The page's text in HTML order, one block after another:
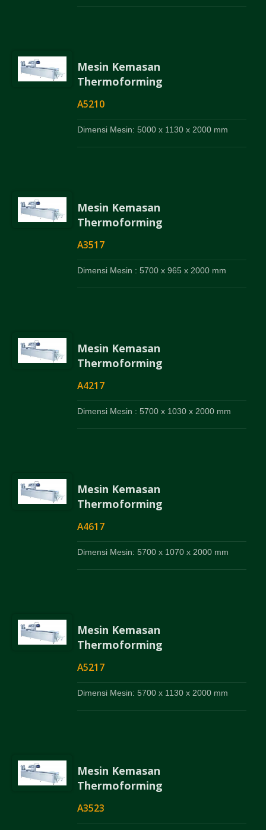
Mesin Kemasan
Thermoforming
A5210
Dimensi Mesin: 5000 x 1130 x 2000 mm
Mesin Kemasan
Thermoforming
A3517
Dimensi Mesin : 5700 x 965 x 2000 mm
Mesin Kemasan
Thermoforming
A4217
Dimensi Mesin : 5700 x 1030 x 2000 mm
Mesin Kemasan
Thermoforming
A4617
Dimensi Mesin: 5700 x 1070 x 2000 mm
Mesin Kemasan
Thermoforming
A5217
Dimensi Mesin: 5700 x 1130 x 2000 mm
Mesin Kemasan
Thermoforming
A3523